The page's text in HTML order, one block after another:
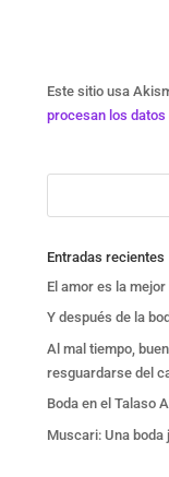
Este sitio usa
procesan los
Entradas recientes
El amor es la
Y después de la
Al mal tiempo,
resguardarse del
Boda en el Talaso
Muscari: Una boda